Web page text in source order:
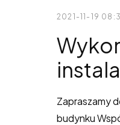
2021-11-19
Zapraszamy
budynku